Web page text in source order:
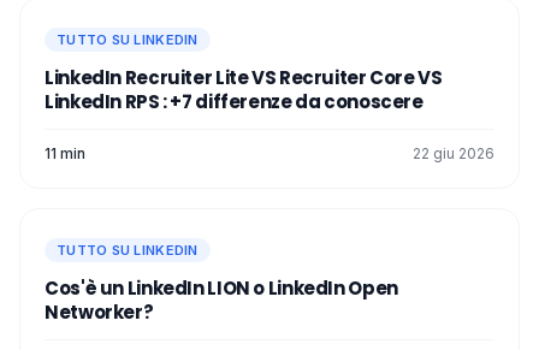
TUTTO SU LINKEDIN
LinkedIn Recruiter Lite VS Recruiter Core VS
LinkedIn RPS : +7 differenze da conoscere
11 min 22 giu 2026
TUTTO SU LINKEDIN
Cos'è un LinkedIn LION o LinkedIn Open
Networker?